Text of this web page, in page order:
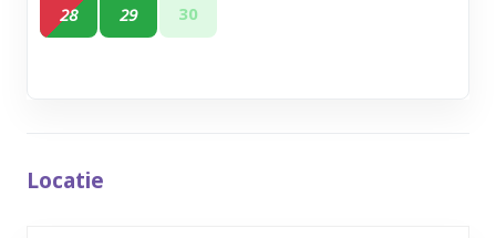
28 29 30
Locatie